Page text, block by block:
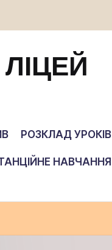
РОЗКЛАД УРОКІВ
НАВЧАННЯ